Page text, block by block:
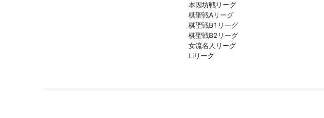
本因坊戦リーグ
棋聖戦Aリーグ
棋聖戦B1リーグ
棋聖戦B2リーグ
女流名人リーグ
Liリーグ